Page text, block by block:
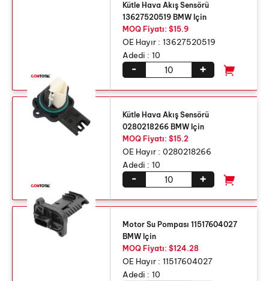
Kütle Hava Akış Sensörü
13627520519 BMW Için
MOQ Fiyatı: $15.9
OE Hayır : 13627520519
Adedi : 10
+
-
Kütle Hava Akış Sensörü
0280218266 BMW Için
MOQ Fiyatı: $15.2
OE Hayır : 0280218266
Adedi : 10
+
-
Motor Su Pompası 11517604027
BMW Için
MOQ Fiyatı: $124.28
OE Hayır : 11517604027
Adedi : 10